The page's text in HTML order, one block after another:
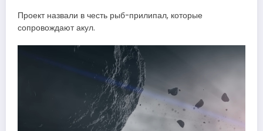
Проект назвали в честь рыб-прилипал, которые
сопровождают акул.